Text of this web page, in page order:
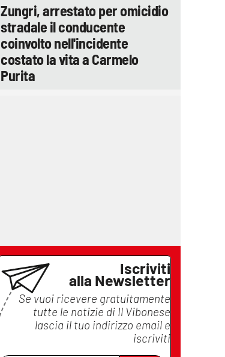
Zungri, arrestato per omicidio
stradale il conducente
coinvolto nell'incidente
costato la vita a Carmelo
Purita
Iscriviti
alla Newsletter
Se vuoi ricevere gratuitamente
tutte le notizie di Il Vibonese
lascia il tuo indirizzo email e
iscriviti